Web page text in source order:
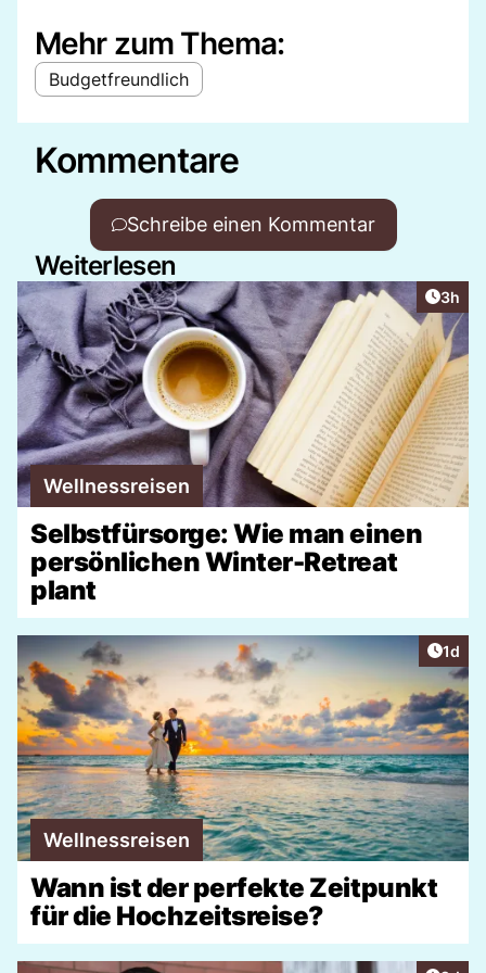
Mehr zum Thema:
Budgetfreundlich
Kommentare
Schreibe einen Kommentar
Weiterlesen
3h
Wellnessreisen
Selbstfürsorge: Wie man einen
persönlichen Winter-Retreat
plant
1d
Wellnessreisen
Wann ist der perfekte Zeitpunkt
für die Hochzeitsreise?